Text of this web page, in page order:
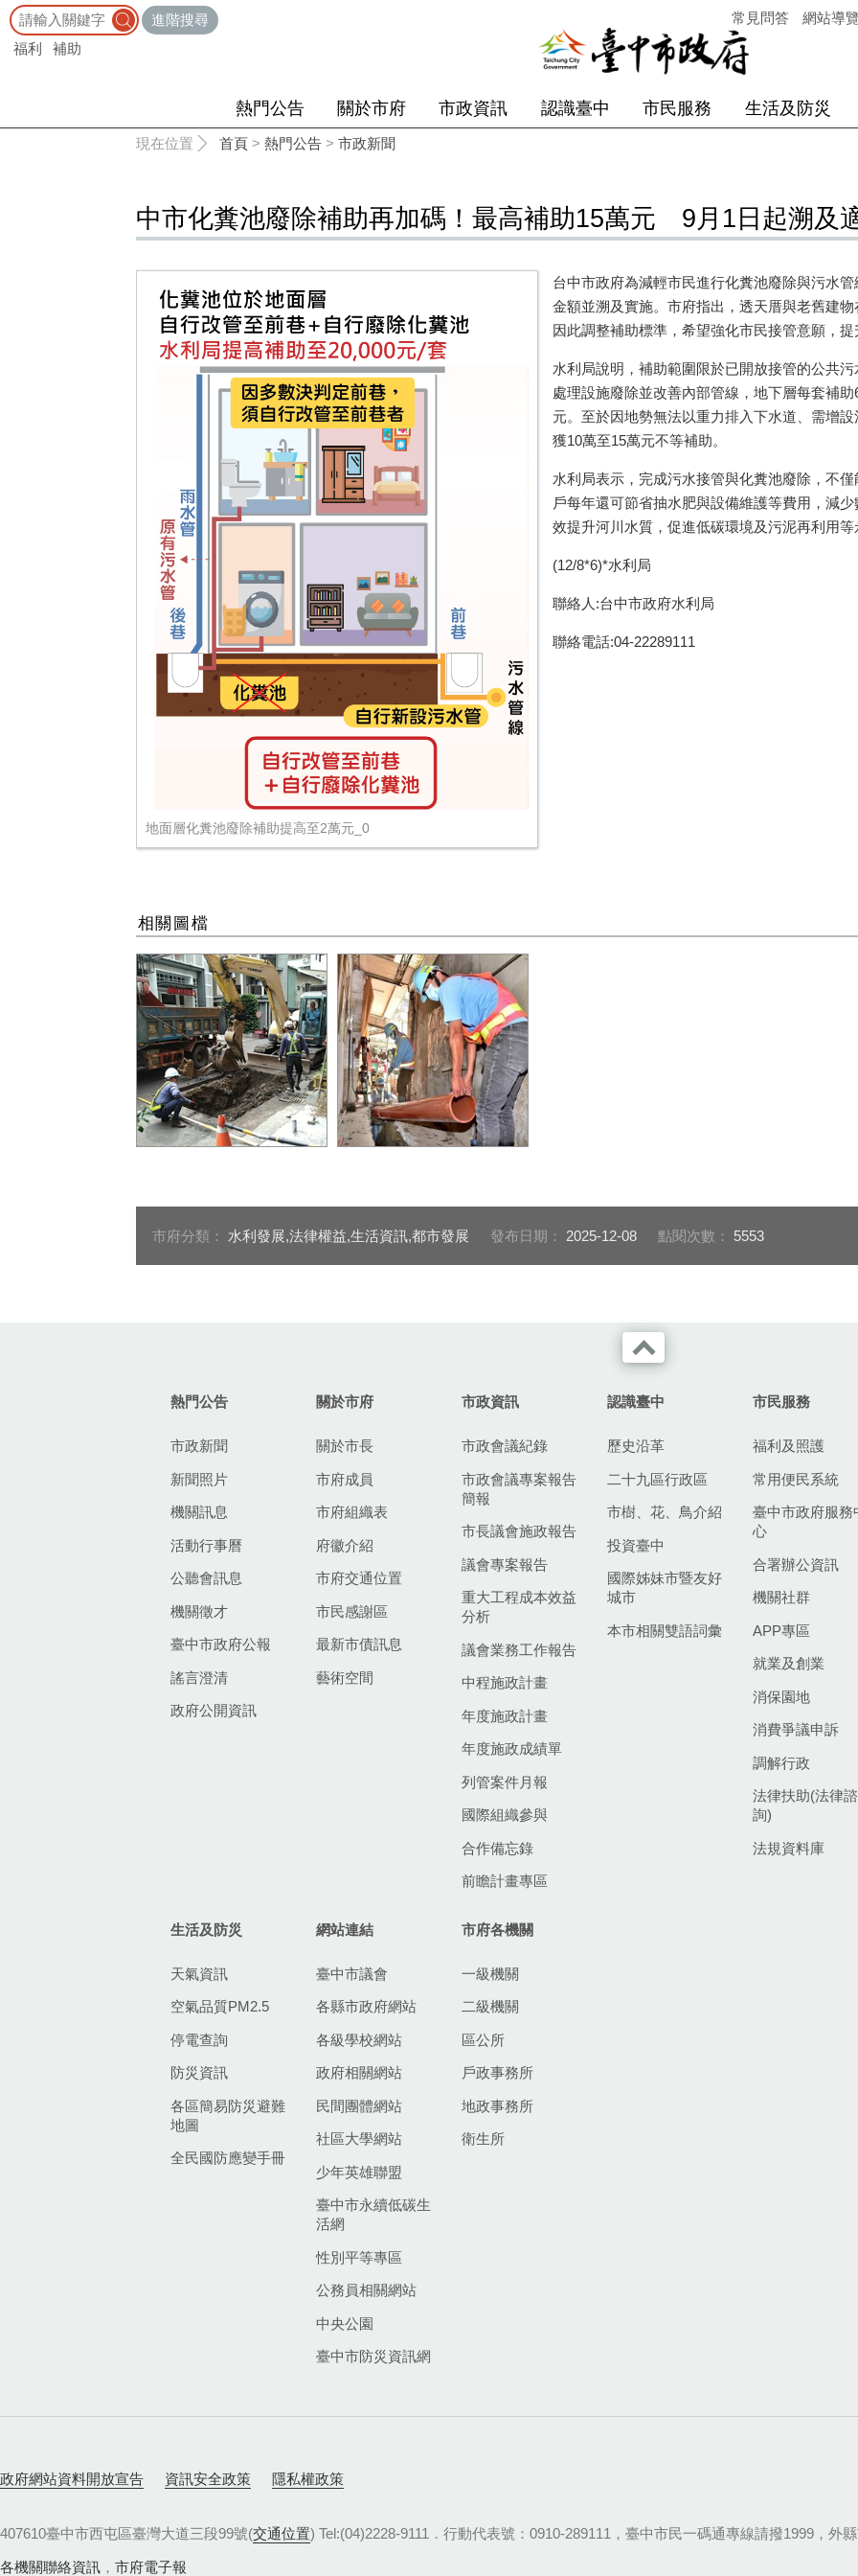
進階搜尋
福利
補助
常見問答 網站導
熱門公告 關於市府 市政資訊 認識臺中 市民服務 生活及防災
現在位置 首頁 > 熱門公告 > 市政新聞
中市化糞池廢除補助再加碼！最高補助15萬元 9月1日起溯及
地面層化糞池廢除補助提高至2萬元_0
台中市政府為減輕市民進行化糞池廢除與污水
金額並溯及實施。市府指出，透天厝與老舊建
因此調整補助標準，希望強化市民接管意願，
水利局說明，補助範圍限於已開放接管的公共
處理設施廢除並改善內部管線，地下層每套補
元。至於因地勢無法以重力排入下水道、需增
獲10萬至15萬元不等補助。
水利局表示，完成污水接管與化糞池廢除，不
戶每年還可節省抽水肥與設備維護等費用，減
效提升河川水質，促進低碳環境及污泥再利用
(12/8*6)*水利局
聯絡人:台中市政府水利局
聯絡電話:04-22289111
相關圖檔
市府分類： 水利發展,法律權益,生活資訊,都市發展 發布日期： 2025-12-08 點閱次數： 5553
熱門公告
市政新聞
新聞照片
機關訊息
活動行事曆
公聽會訊息
機關徵才
臺中市政府公報
謠言澄清
政府公開資訊
關於市府
關於市長
市府成員
市府組織表
府徽介紹
市府交通位置
市民感謝區
最新市債訊息
藝術空間
市政資訊
市政會議紀錄
市政會議專案報告
簡報
市長議會施政報告
議會專案報告
重大工程成本效益
分析
議會業務工作報告
中程施政計畫
年度施政計畫
年度施政成績單
列管案件月報
國際組織參與
合作備忘錄
前瞻計畫專區
認識臺中
歷史沿革
二十九區行政區
市樹、花、鳥介紹
投資臺中
國際姊妹市暨友好
城市
本市相關雙語詞彙
市民服務
福利及照護
常用便民系統
臺中市政府服務
心
合署辦公資訊
機關社群
APP專區
就業及創業
消保園地
消費爭議申訴
調解行政
法律扶助(法律諮
詢)
法規資料庫
生活及防災
天氣資訊
空氣品質PM2.5
停電查詢
防災資訊
各區簡易防災避難
地圖
全民國防應變手冊
網站連結
臺中市議會
各縣市政府網站
各級學校網站
政府相關網站
民間團體網站
社區大學網站
少年英雄聯盟
臺中市永續低碳生
活網
性別平等專區
公務員相關網站
中央公園
臺中市防災資訊網
市府各機關
一級機關
二級機關
區公所
戶政事務所
地政事務所
衛生所
政府網站資料開放宣告 資訊安全政策 隱私權政策
407610臺中市西屯區臺灣大道三段99號(交通位置) Tel:(04)2228-9111．行動代表號：0910-289111，臺中市民一碼通專線請撥1999，外
各機關聯絡資訊 ， 市府電子報